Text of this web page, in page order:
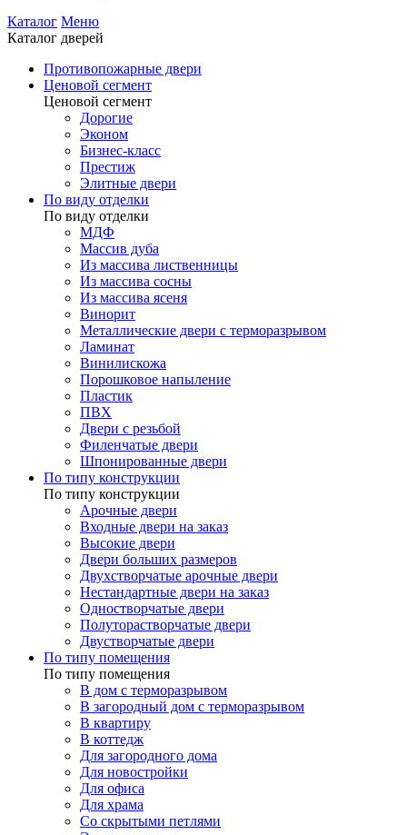
Каталог Меню
Каталог дверей
Противопожарные двери
Ценовой сегмент
Ценовой сегмент
Дорогие
Эконом
Бизнес-класс
Престиж
Элитные двери
По виду отделки
По виду отделки
МДФ
Массив дуба
Из массива лиственницы
Из массива сосны
Из массива ясеня
Винорит
Металлические двери с терморазрывом
Ламинат
Винилискожа
Порошковое напыление
Пластик
ПВХ
Двери с резьбой
Филенчатые двери
Шпонированные двери
По типу конструкции
По типу конструкции
Арочные двери
Входные двери на заказ
Высокие двери
Двери больших размеров
Двухстворчатые арочные двери
Нестандартные двери на заказ
Одностворчатые двери
Полуторастворчатые двери
Двустворчатые двери
По типу помещения
По типу помещения
В дом с терморазрывом
В загородный дом с терморазрывом
В квартиру
В коттедж
Для загородного дома
Для новостройки
Для офиса
Для храма
Со скрытыми петлями